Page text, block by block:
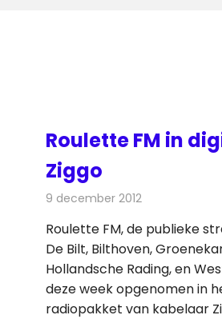
Roulette FM in
Ziggo
9 december 2012Redactie
Radionieuws
Roulette FM, de publieke
De Bilt, Bilthoven,
Hollandsche Rading, en
deze week opgenomen in
radiopakket van kabelaar